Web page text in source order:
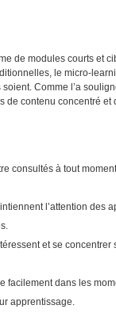
de modules courts et
le micro-
Comme l’a
de contenu concentré
consultés à tout
l’attention des
et se concentrer
facilement dans les
apprentissage.